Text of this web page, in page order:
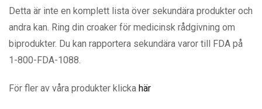
Detta är inte en komplett lista över sekundära produkter och
andra kan. Ring din croaker för medicinsk rådgivning om
biprodukter. Du kan rapportera sekundära varor till FDA på
1-800-FDA-1088.
För fler av våra produkter klicka här